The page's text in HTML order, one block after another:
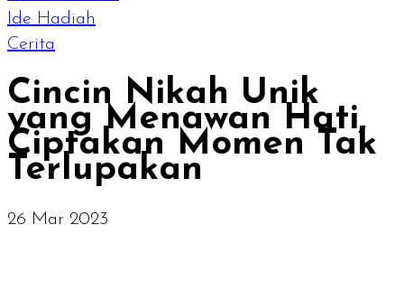
Ide Hadiah
Cerita
Cincin Nikah Unik
yang Menawan Hati,
Ciptakan Momen Tak
Terlupakan
26 Mar 2023